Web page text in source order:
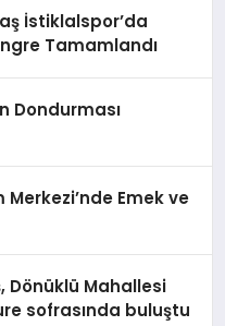
İstiklalspor’da
Tamamlandı
Dondurması
Merkezi’nde Emek ve
Dönüklü Mahallesi
sofrasında buluştu